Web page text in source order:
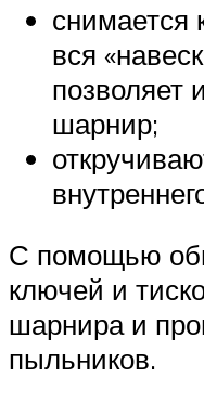
снимается
вся
позволяет
шарнир;
С помощью
ключей и
шарнира и
пыльников.